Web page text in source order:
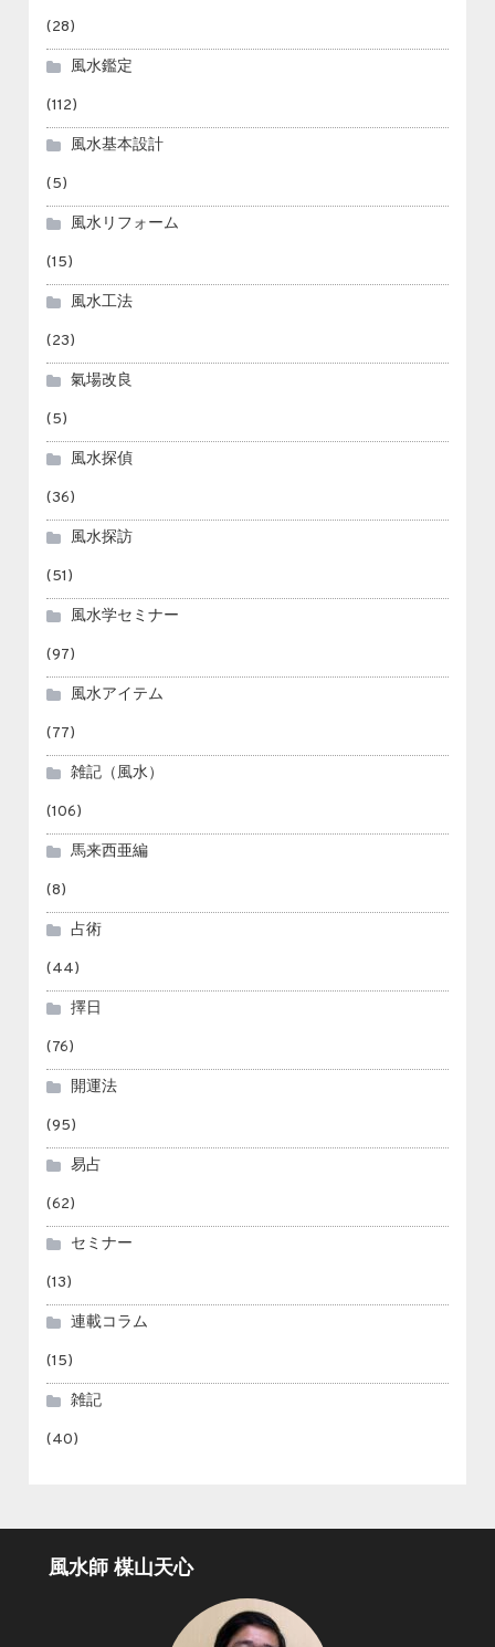
(28)
風水鑑定
(112)
風水基本設計
(5)
風水リフォーム
(15)
風水工法
(23)
氣場改良
(5)
風水探偵
(36)
風水探訪
(51)
風水学セミナー
(97)
風水アイテム
(77)
雑記（風水）
(106)
馬来西亜編
(8)
占術
(44)
擇日
(76)
開運法
(95)
易占
(62)
セミナー
(13)
連載コラム
(15)
雑記
(40)
風水師 楳山天心